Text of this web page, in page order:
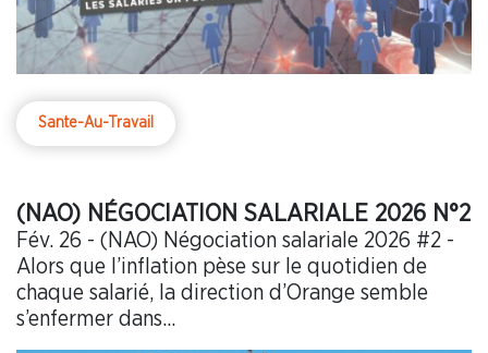
Sante-Au-Travail
(NAO) NÉGOCIATION SALARIALE 2026 N°2
Fév. 26 - (NAO) Négociation salariale 2026 #2 -
Alors que l’inflation pèse sur le quotidien de
chaque salarié, la direction d’Orange semble
s’enfermer dans...